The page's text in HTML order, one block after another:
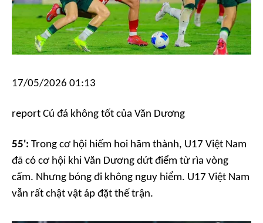
17/05/2026 01:13
report Cú đá không tốt của Văn Dương
55': Trong cơ hội hiếm hoi hãm thành, U17 Việt Nam
đã có cơ hội khi Văn Dương dứt điểm từ rìa vòng
cấm. Nhưng bóng đi không nguy hiểm. U17 Việt Nam
vẫn rất chật vật áp đặt thế trận.